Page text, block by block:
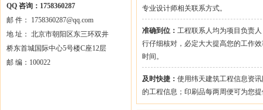
QQ 咨询：1758360287
邮 件： 1758360287@qq.com
地 址： 北京市朝阳区东三环双井
桥东首城国际中心5号楼C座12层
邮 编：100022
专业设计师相关联系方式。
准确到位： 工程联系人均为项目负责
行仔细核对，必定大大提高您的工作
时间。
及时快捷： 使用纬天建筑工程信息资
的工程信息；印刷品每两周便可为您